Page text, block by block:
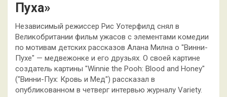
Пуха»
Независимый режиссер Рис Уотерфилд снял в
Великобритании фильм ужасов с элементами комедии
по мотивам детских рассказов Алана Милна о "Винни-
Пухе" — медвежонке и его друзьях. О своей картине
создатель картины "Winnie the Pooh: Blood and Honey"
("Винни-Пух: Кровь и Мед") рассказал в
опубликованном в четверг интервью журналу Variety.